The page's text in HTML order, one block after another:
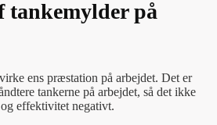
tankemylder på
ens præstation på arbejdet. Det er
tankerne på arbejdet, så det ikke
effektivitet negativt.